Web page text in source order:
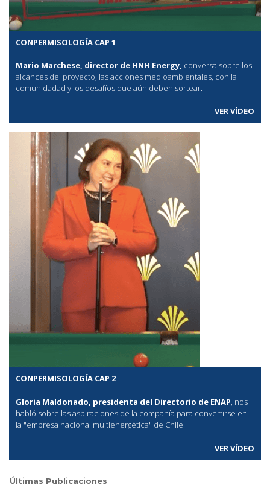
CONPERMISOLOGÍA CAP 1
Mario Marchese, director de HNH Energy, conversa sobre los
alcances del proyecto, las acciones medioambientales, con la
comunidadad y los desafíos que aún deben sortear.
VER VÍDEO
CONPERMISOLOGÍA CAP 2
Gloria Maldonado, presidenta del Directorio de ENAP , nos
habló sobre las aspiraciones de la compañía para convertirse en
la "empresa nacional multienergética" de Chile.
VER VÍDEO
Últimas Publicaciones